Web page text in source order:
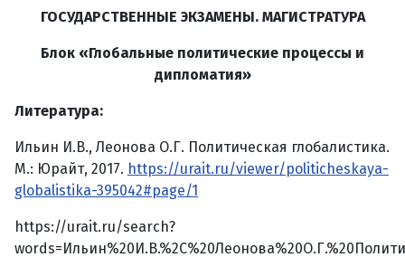
ГОСУДАРСТВЕННЫЕ ЭКЗАМЕНЫ. МАГИСТРАТУРА
Блок «Глобальные политические процессы и
дипломатия»
Литература:
Ильин И.В., Леонова О.Г. Политическая глобалистика.
М.: Юрайт, 2017. https://urait.ru/viewer/politicheskaya-
globalistika-395042#page/1
https://urait.ru/search?